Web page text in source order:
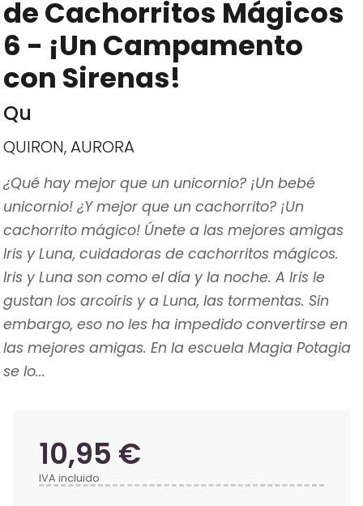
de Cachorritos Mágicos
6 - ¡Un Campamento
con Sirenas!
Qu
QUIRON, AURORA
¿Qué hay mejor que un unicornio? ¡Un bebé
unicornio! ¿Y mejor que un cachorrito? ¡Un
cachorrito mágico! Únete a las mejores amigas
Iris y Luna, cuidadoras de cachorritos mágicos.
Iris y Luna son como el día y la noche. A Iris le
gustan los arcoíris y a Luna, las tormentas. Sin
embargo, eso no les ha impedido convertirse en
las mejores amigas. En la escuela Magia Potagia
se lo...
10,95 €
IVA incluido